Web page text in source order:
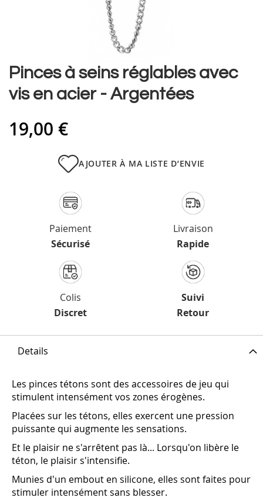
Skip
the
beginning
the
images
Pinces à seins réglables avec
vis en acier - Argentées
19,00 €
AJOUTER À MA LISTE D’ENVIE
Paiement
Sécurisé
Livraison
Rapide
Colis
Discret
Suivi
Retour
Details
Les pinces tétons sont des accessoires de jeu qui
stimulent intensément vos zones érogènes.
Placées sur les tétons, elles exercent une pression
puissante qui augmente les sensations.
Et le plaisir ne s'arrêtent pas là... Lorsqu'on libère le
téton, le plaisir s'intensifie.
Munies d'un embout en silicone, elles sont faites pour
stimuler intensément sans blesser.